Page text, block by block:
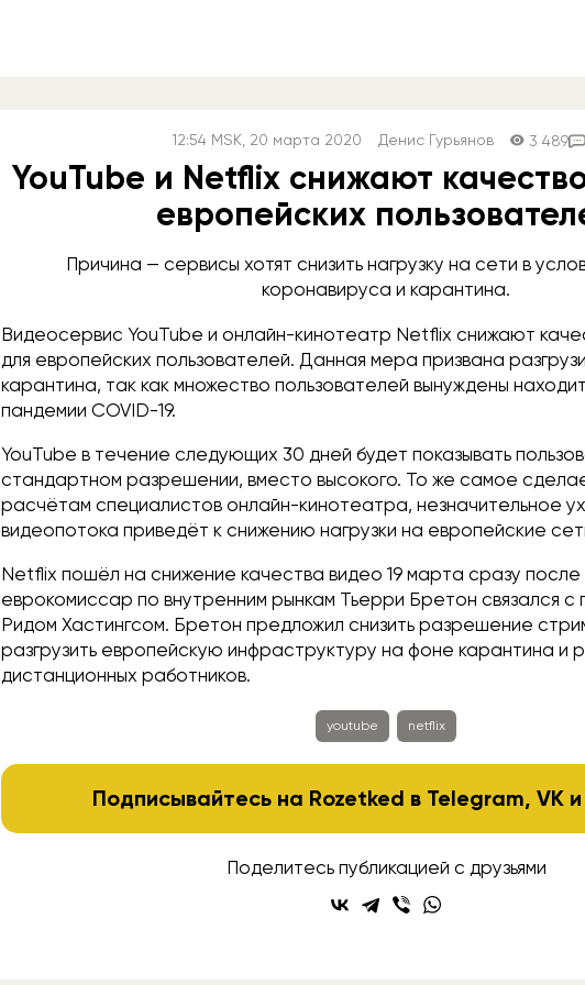
12:54 MSK , 20 марта 2020 Денис Гурьянов 3 489
YouTube и Netflix снижают
европейских
Причина — сервисы хотят снизить нагрузку на сети в
коронавируса и карантина.
Видеосервис YouTube и онлайн-кинотеатр Netflix снижают
для европейских пользователей. Данная мера призвана
карантина, так как множество пользователей вынуждены
пандемии COVID-19.
YouTube в течение следующих 30 дней будет показывать
стандартном разрешении, вместо высокого. То же самое
расчётам специалистов онлайн-кинотеатра, незначительное
видеопотока приведёт к снижению нагрузки на европейские
Netflix пошёл на снижение качества видео 19 марта сразу после
еврокомиссар по внутренним рынкам Тьерри Бретон связался с
Ридом Хастингсом. Бретон предложил снизить разрешение
разгрузить европейскую инфраструктуру на фоне карантина и
дистанционных работников.
youtube netflix
Подписывайтесь на Rozetked в Telegram,VK
Поделитесь публикацией с друзьями